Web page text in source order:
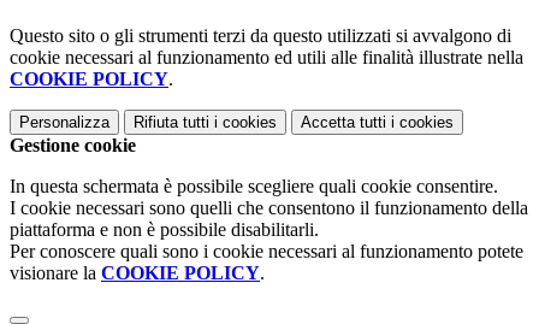
Questo sito o gli strumenti terzi da questo utilizzati si avvalgono di
cookie necessari al funzionamento ed utili alle finalità illustrate nella
COOKIE POLICY.
Personalizza Rifiuta tutti i cookies Accetta tutti i cookies
Gestione cookie
In questa schermata è possibile scegliere quali cookie consentire.
I cookie necessari sono quelli che consentono il funzionamento della
piattaforma e non è possibile disabilitarli.
Per conoscere quali sono i cookie necessari al funzionamento potete
visionare la COOKIE POLICY.